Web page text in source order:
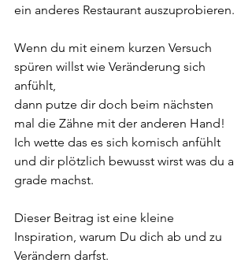
ein anderes Restaurant auszuprobieren.
Wenn du mit einem kurzen Versuch
spüren willst wie Veränderung sich
anfühlt,
dann putze dir doch beim nächsten
mal die Zähne mit der anderen Hand!
Ich wette das es sich komisch anfühlt
und dir plötzlich bewusst wirst was du a
grade machst.
Dieser Beitrag ist eine kleine
Inspiration, warum Du dich ab und zu
Verändern darfst.